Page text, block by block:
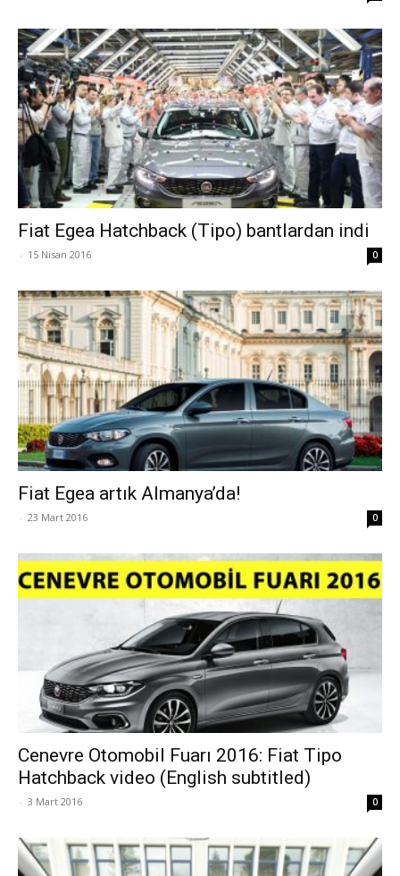
Fiat Egea Hatchback (Tipo) bantlardan indi
- 15 Nisan 2016 0
Fiat Egea artık Almanya’da!
- 23 Mart 2016 0
Cenevre Otomobil Fuarı 2016: Fiat Tipo
Hatchback video (English subtitled)
- 3 Mart 2016 0